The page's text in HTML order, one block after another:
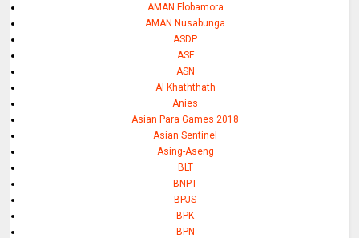
AMAN Flobamora
AMAN Nusabunga
ASDP
ASF
ASN
Al Khaththath
Anies
Asian Para Games 2018
Asian Sentinel
Asing-Aseng
BLT
BNPT
BPJS
BPK
BPN